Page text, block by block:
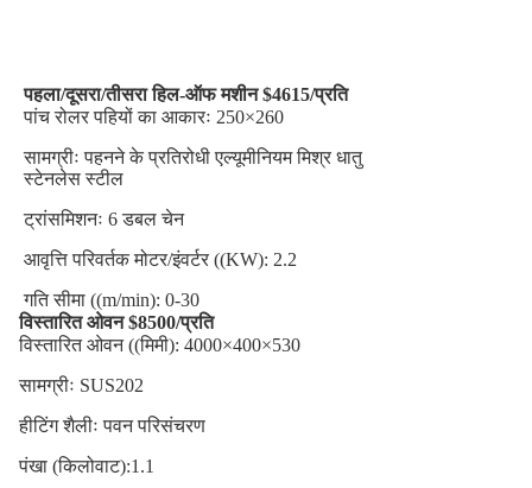
पहला/दूसरा/तीसरा हिल-ऑफ मशीन $4615/प्रति
पांच रोलर पहियों का आकारः 250×260
सामग्रीः पहनने के प्रतिरोधी एल्यूमीनियम मिश्र धातु
स्टेनलेस स्टील
ट्रांसमिशनः 6 डबल चेन
आवृत्ति परिवर्तक मोटर/इंवर्टर ((KW): 2.2
गति सीमा ((m/min): 0-30
विस्तारित ओवन $8500/प्रति
विस्तारित ओवन ((मिमी): 4000×400×530
सामग्रीः SUS202
हीटिंग शैलीः पवन परिसंचरण
पंखा (किलोवाट):1.1